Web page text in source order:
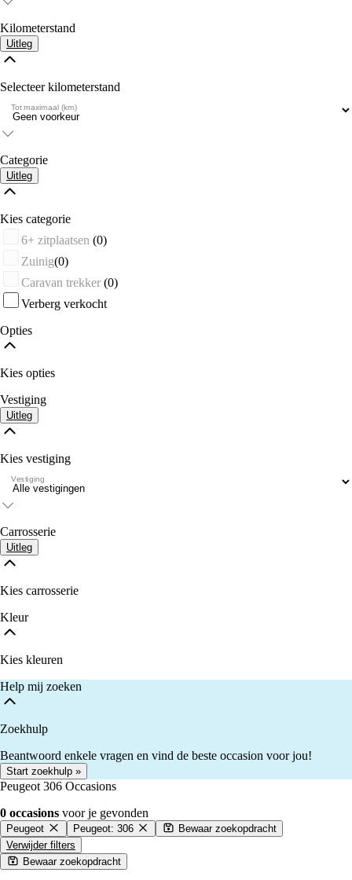
Kilometerstand
Uitleg
Selecteer kilometerstand
Tot maximaal (km)
Categorie
Uitleg
Kies categorie
6+ zitplaatsen (0)
Zuinig(0)
Caravan trekker (0)
Verberg verkocht
Opties
Kies opties
Vestiging
Uitleg
Kies vestiging
Vestiging
Carrosserie
Uitleg
Kies carrosserie
Kleur
Kies kleuren
Help mij zoeken
Zoekhulp
Beantwoord enkele vragen en vind de beste occasion voor jou!
Start zoekhulp »
Peugeot 306 Occasions
0 occasions voor je gevonden
Peugeot Peugeot: 306
Bewaar zoekopdracht
Verwijder filters
Bewaar zoekopdracht